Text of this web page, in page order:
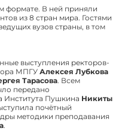
формате. В ней приняли
из 8 стран мира. Гостями
вузов страны, в том
выступления ректоров-
МПГУАлексея Лубкова
Тарасова. Всем
передано
Института Пушкина Никиты
почётный
методики преподавания
.